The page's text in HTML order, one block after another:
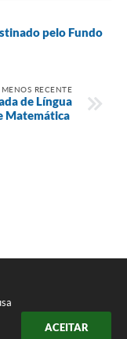
ACEITAR
pelo Fundo
RECENTE
de Língua
Matemática